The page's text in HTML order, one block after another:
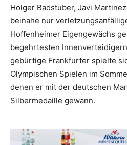
Holger Badstuber, Javi
beinahe nur
Hoffenheimer Eigengewächs
begehrtesten
gebürtige Frankfurter spielte
Olympischen Spielen im
denen er mit der deutschen
Silbermedaille gewann.